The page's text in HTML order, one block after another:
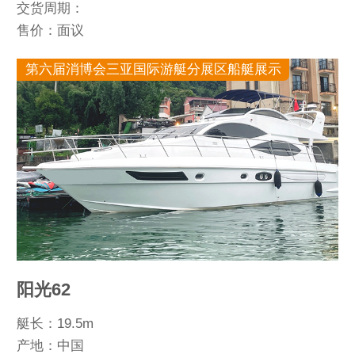
交货周期：
售价：面议
第六届消博会三亚国际游艇分展区船艇展示
阳光62
艇长：19.5m
产地：中国